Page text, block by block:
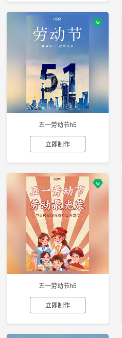
五一劳动节h5
立即制作
五一劳动节h5
立即制作